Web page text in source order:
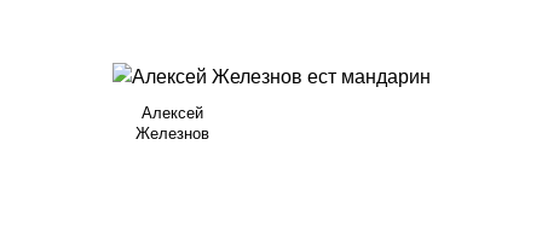
Алексей
Железнов